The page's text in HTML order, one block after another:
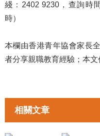
綫：2402 9230，查詢時
時）
本欄由香港青年協會家長
者分享親職教育經驗；本文
相關文章
拉近親子距離